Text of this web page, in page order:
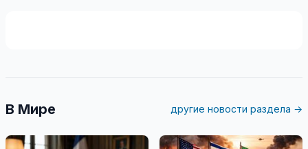
В Мире другие новости раздела →